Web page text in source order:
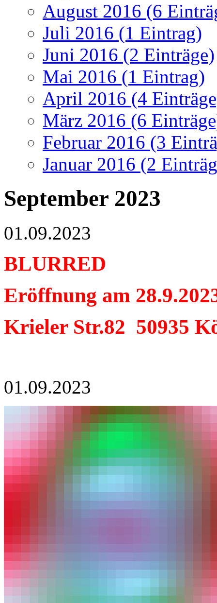
August 2016 (6
Juli 2016 (1 Eintrag)
Juni 2016 (2 Einträge)
Mai 2016 (1 Eintrag)
April 2016 (4
März 2016 (6
Februar 2016 (3
Januar 2016 (2
September 2023
01.09.2023
BLURRED
Eröffnung am
Krieler Str.82 50935
01.09.2023